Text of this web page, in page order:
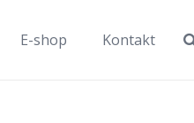
E-shop Kontakt